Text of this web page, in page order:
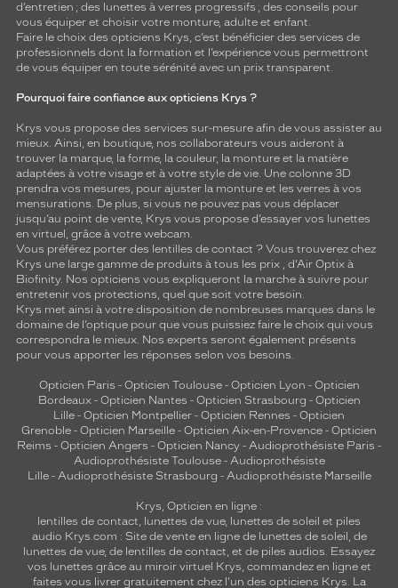
d’entretien ; des lunettes à verres progressifs ; des conseils pour
vous équiper et choisir votre monture, adulte et enfant.
Faire le choix des opticiens Krys, c’est bénéficier des services de
professionnels dont la formation et l’expérience vous permettront
de vous équiper en toute sérénité avec un prix transparent.
Pourquoi faire confiance aux opticiens Krys ?
Krys vous propose des services sur-mesure afin de vous assister au
mieux. Ainsi, en boutique, nos collaborateurs vous aideront à
trouver la marque, la forme, la couleur, la monture et la matière
adaptées à votre visage et à votre style de vie. Une colonne 3D
prendra vos mesures, pour ajuster la monture et les verres à vos
mensurations. De plus, si vous ne pouvez pas vous déplacer
jusqu’au point de vente, Krys vous propose d’essayer vos lunettes
en virtuel, grâce à votre webcam.
Vous préférez porter des lentilles de contact ? Vous trouverez chez
Krys une large gamme de produits à tous les prix , d’Air Optix à
Biofinity. Nos opticiens vous expliqueront la marche à suivre pour
entretenir vos protections, quel que soit votre besoin.
Krys met ainsi à votre disposition de nombreuses marques dans le
domaine de l’optique pour que vous puissiez faire le choix qui vous
correspondra le mieux. Nos experts seront également présents
pour vous apporter les réponses selon vos besoins.
Opticien Paris - Opticien Toulouse- Opticien Lyon - Opticien
Bordeaux- Opticien Nantes - Opticien Strasbourg - Opticien
Lille - Opticien Montpellier - Opticien Rennes - Opticien
Grenoble - Opticien Marseille - Opticien Aix-en-Provence - Opticien
Reims - Opticien Angers - Opticien Nancy - Audioprothésiste Paris -
Audioprothésiste Toulouse- Audioprothésiste
Lille- Audioprothésiste Strasbourg - Audioprothésiste Marseille
Krys, Opticien en ligne :
lentilles de contact, lunettes de vue, lunettes de soleil et piles
audio Krys.com : Site de vente en ligne de lunettes de soleil, de
lunettes de vue, de lentilles de contact, et de piles audios. Essayez
vos lunettes grâce au miroir virtuel Krys, commandez en ligne et
faites vous livrer gratuitement chez l'un des opticiens Krys. La